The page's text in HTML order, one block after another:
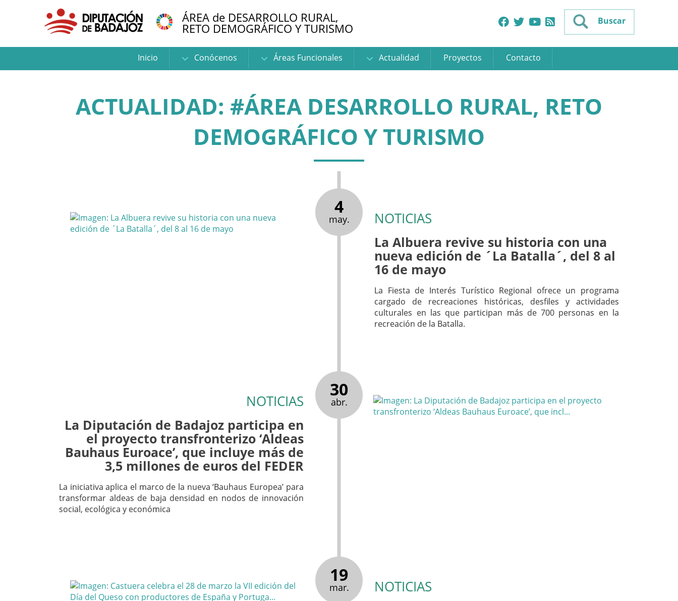
ÁREA de DESARROLLO RURAL,
RETO DEMOGRÁFICO Y TURISMO Buscar
Inicio Conócenos Áreas Funcionales Actualidad Proyectos Contacto
ACTUALIDAD: #ÁREA DESARROLLO RURAL, RETO
DEMOGRÁFICO Y TURISMO
4
may. NOTICIAS
La Albuera revive su historia con una
nueva edición de ´La Batalla´, del 8 al
16 de mayo
La Fiesta de Interés Turístico Regional ofrece un programa
cargado de recreaciones históricas, desfiles y actividades
culturales en las que participan más de 700 personas en la
recreación de la Batalla.
30
abr.
NOTICIAS
La Diputación de Badajoz participa en
el proyecto transfronterizo ‘Aldeas
Bauhaus Euroace’, que incluye más de
3,5 millones de euros del FEDER
La iniciativa aplica el marco de la nueva ‘Bauhaus Europea’ para
transformar aldeas de baja densidad en nodos de innovación
social, ecológica y económica
19
mar. NOTICIAS